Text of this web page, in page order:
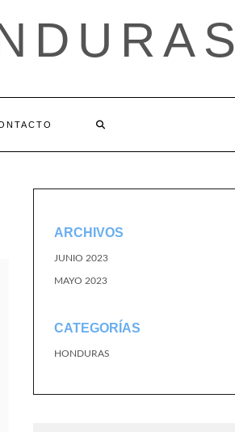
ARCHIVOS
JUNIO 2023
MAYO 2023
CATEGORÍAS
HONDURAS